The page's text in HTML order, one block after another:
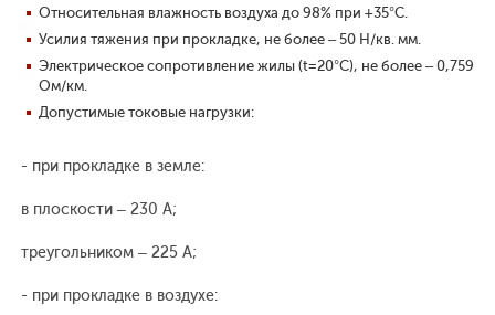
Относительная влажность воздуха до 98% при +35°С.
Усилия тяжения при прокладке, не более – 50 Н/кв. мм.
Электрическое сопротивление жилы (t=20°С), не более – 0,759
Ом/км.
Допустимые токовые нагрузки:
- при прокладке в земле:
в плоскости – 230 А;
треугольником – 225 А;
- при прокладке в воздухе: